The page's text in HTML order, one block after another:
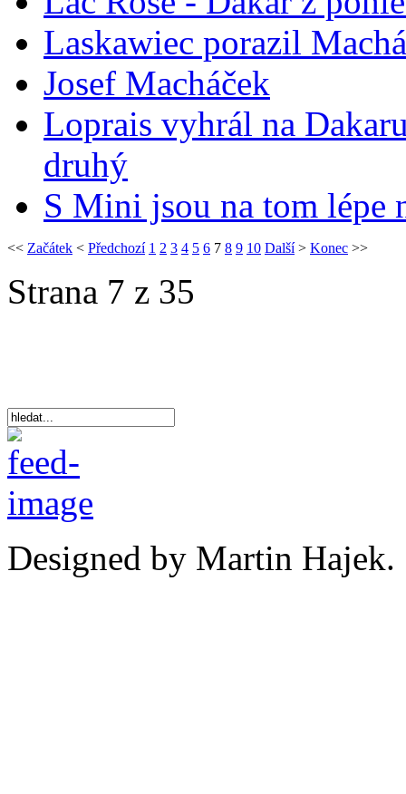
Laskawiec porazil
Josef Macháček
Loprais vyhrál na
druhý
S Mini jsou na tom lépe
<< Začátek < Předchozí 1 2 3 4 5 6 7 8 9 10 Další> Konec >>
Strana 7 z 35
Designed by Martin Hajek.